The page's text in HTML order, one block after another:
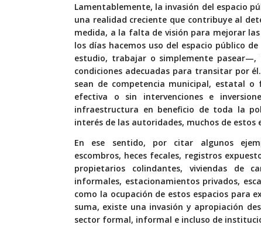
Lamentablemente, la invasión del espacio
una realidad creciente que contribuye al
medida, a la falta de visión para mejorar
los días hacemos uso del espacio público
estudio, trabajar o simplemente pasear—,
condiciones adecuadas para transitar por
sean de competencia municipal, estatal o
efectiva o sin intervenciones e
infraestructura en beneficio de toda la
interés de las autoridades, muchos de estos
En ese sentido, por citar algunos
escombros, heces fecales, registros
propietarios colindantes, viviendas de
informales, estacionamientos privados,
como la ocupación de estos espacios para
suma, existe una invasión y apropiación
sector formal, informal e incluso de